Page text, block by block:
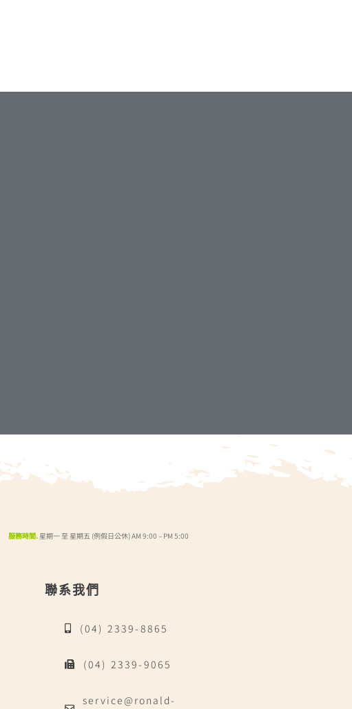
服務時間. 星期一 至 星期五 (例假日公休) AM 9:00 – PM 5:00
聯系我們
(04) 2339-8865
(04) 2339-9065
service@ronald-